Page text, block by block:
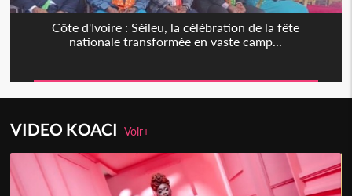
Côte d'Ivoire : Séileu, la célébration de la fête
nationale transformée en vaste camp...
VIDEO KOACIVoir+